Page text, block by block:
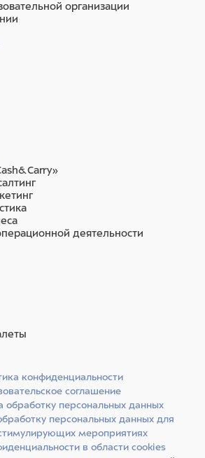
организации
деятельности
конфиденциальности
соглашение
обработку персональных данных
персональных данных для
мероприятиях
в области cookies